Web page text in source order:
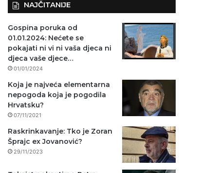
NAJČITANIJE
Gospina poruka od
01.01.2024: Nećete se
pokajati ni vi ni vaša djeca ni
djeca vaše djece…
01/01/2024
Koja je najveća elementarna
nepogoda koja je pogodila
Hrvatsku?
07/11/2021
Raskrinkavanje: Tko je Zoran
Šprajc ex Jovanović?
29/11/2023